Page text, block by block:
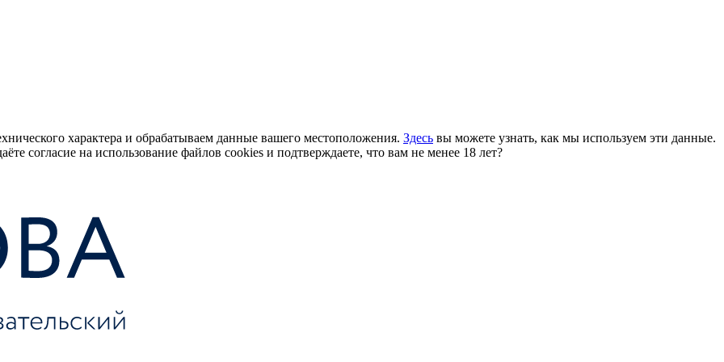
характера и обрабатываем данные вашего местоположения. Здесь вы можете узнать, как мы используем эти данные.
согласие на использование файлов cookies и подтверждаете, что вам не менее 18 лет?